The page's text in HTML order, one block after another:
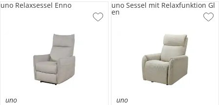
uno
uno Relaxsessel Enno
uno
uno Sessel mit Relaxfunktion Gl
en